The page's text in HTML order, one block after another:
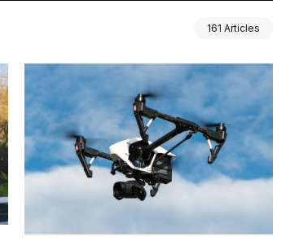
161 Articles